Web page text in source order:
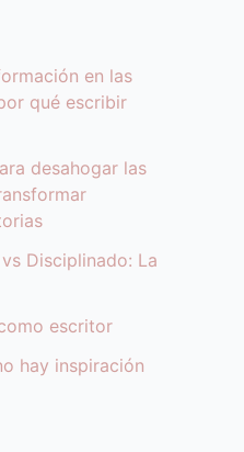
en las
qué escribir
desahogar las
Disciplinado: La
escritor
hay inspiración